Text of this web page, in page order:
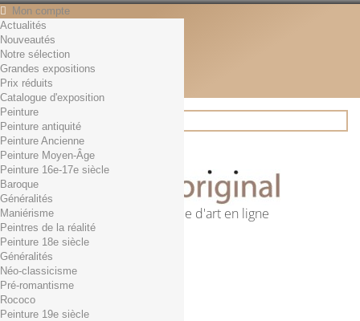
Mon compte
Contact
Français
English
Français
Actualités
Rechercher
Première librairie d'art en ligne
Panier (vide)
Aucun produit
0,01€ dès 29€ d'achat
0,00 € Total
Commander
Actualités
Nouveautés
Notre sélection
Grandes expositions
Prix réduits
Catalogue d'exposition
Peinture
Peinture antiquité
Peinture Ancienne
Peinture Moyen-Âge
Peinture 16e-17e siècle
Baroque
Généralités
Maniérisme
Peintres de la réalité
Peinture 18e siècle
Généralités
Néo-classicisme
Pré-romantisme
Rococo
Peinture 19e siècle